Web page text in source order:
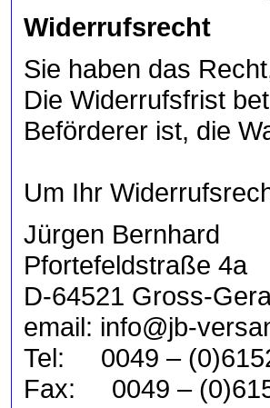
Widerrufsrecht
Sie haben das
Die Widerrufsfrist
Beförderer ist, die
Um Ihr
Jürgen Bernhard
Pfortefeldstraße 4a
D-64521 Gross-
email: info@jb-
Tel: 0049 –
Fax: 0049 –